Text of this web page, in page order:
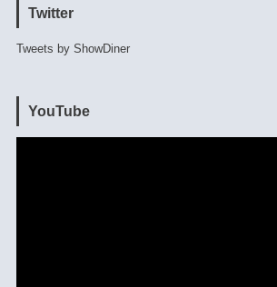
Twitter
Tweets by ShowDiner
YouTube